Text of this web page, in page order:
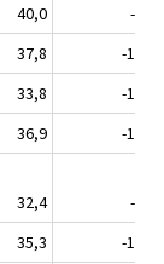
40,0
-8,6
37,8
-11,6
33,8
-13,9
36,9
-17,1
32,4
-8,0
35,3
-13,6